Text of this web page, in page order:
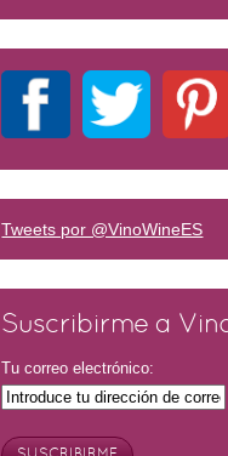
Tweets por @VinoWineES
Suscribirme a
Tu correo electrónico: